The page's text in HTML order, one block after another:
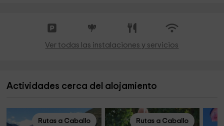
Ver todas las instalaciones y servicios
Actividades cerca del alojamiento
Rutas a Caballo Rutas a Caballo